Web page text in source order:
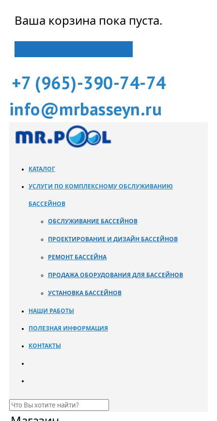
Ваша корзина пока пуста.
+7 (965)-390-74-74
info@mrbasseyn.ru
КАТАЛОГ
УСЛУГИ ПО КОМПЛЕКСНОМУ ОБСЛУЖИВАНИЮ
БАССЕЙНОВ
ОБСЛУЖИВАНИЕ БАССЕЙНОВ
ПРОЕКТИРОВАНИЕ И ДИЗАЙН БАССЕЙНОВ
РЕМОНТ БАССЕЙНА
ПРОДАЖА ОБОРУДОВАНИЯ ДЛЯ БАССЕЙНОВ
УСТАНОВКА БАССЕЙНОВ
НАШИ РАБОТЫ
ПОЛЕЗНАЯ ИНФОРМАЦИЯ
КОНТАКТЫ